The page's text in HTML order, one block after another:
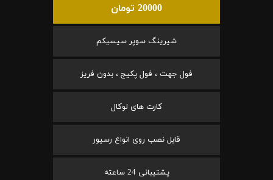
20000 تومان
شیرینگ سوپر سیسیکم
فول جهت ، فول پکیج ، بدون فریز
کارت های لوکال
قابل نصب روی انواع رسیور
پشتیبانی 24 ساعته